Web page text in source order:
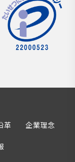
革 企業理念